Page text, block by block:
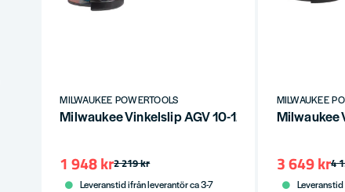
MILWAUKEE POWERTOOLS
Milwaukee Vinkelslip AGV 10-125 EK 1000W
2 219 kr
1 948 kr
Leveranstid ifrån leverantör ca 3-7
MILWAUKEE
Milwaukee
4
3 649 kr